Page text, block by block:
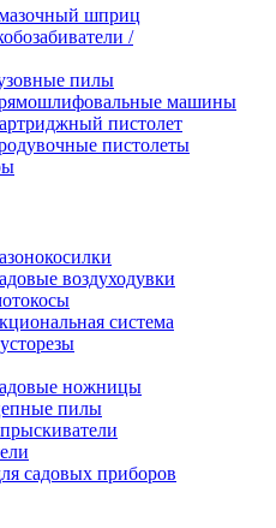
шприц
/
пилы
машины
пистолет
пистолеты
воздуходувки
система
ножницы
пилы
садовых приборов